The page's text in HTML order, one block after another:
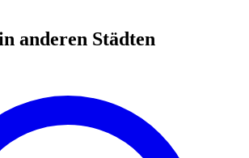
anderen Städten